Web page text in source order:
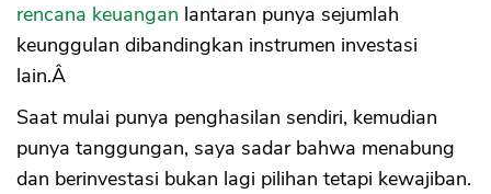
rencana keuangan lantaran punya sejumlah
keunggulan dibandingkan instrumen investasi
lain.Â
Saat mulai punya penghasilan sendiri, kemudian
punya tanggungan, saya sadar bahwa menabung
dan berinvestasi bukan lagi pilihan tetapi kewajiban.